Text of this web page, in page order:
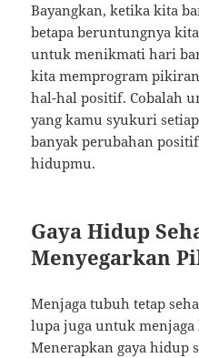
Bayangkan, ketika kita
betapa beruntungnya
untuk menikmati hari
kita memprogram
hal-hal positif. Cobalah
yang kamu syukuri
banyak perubahan
hidupmu.
Gaya Hidup
Menyegarkan
Menjaga tubuh tetap
lupa juga untuk menjaga
Menerapkan gaya hidup